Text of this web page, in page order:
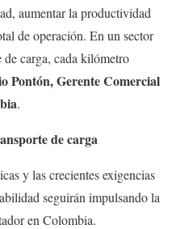
aumentar la productividad
de operación. En un sector
carga, cada kilómetro
Pontón, Gerente Comercial
.
de carga
y las crecientes exigencias
seguirán impulsando la
en Colombia.